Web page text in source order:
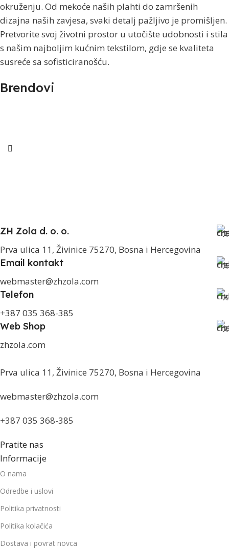
okruženju. Od mekoće naših plahti do zamršenih
dizajna naših zavjesa, svaki detalj pažljivo je promišljen.
Pretvorite svoj životni prostor u utočište udobnosti i stila
s našim najboljim kućnim tekstilom, gdje se kvaliteta
susreće sa sofisticiranošću.
Brendovi
ZH Zola d. o. o.
Prva ulica 11, Živinice 75270, Bosna i Hercegovina
Email kontakt
webmaster@zhzola.com
Telefon
+387 035 368-385
Web Shop
zhzola.com
Prva ulica 11, Živinice 75270, Bosna i Hercegovina
webmaster@zhzola.com
+387 035 368-385
Pratite nas
Informacije
O nama
Odredbe i uslovi
Politika privatnosti
Politika kolačića
Dostava i povrat novca